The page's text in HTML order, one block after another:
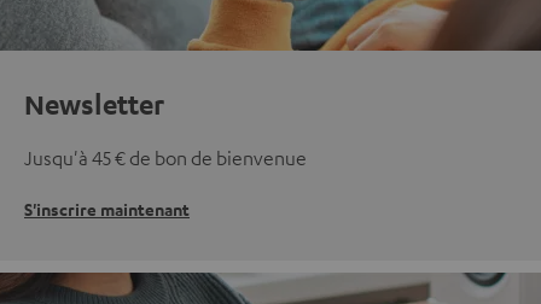
Newsletter
Jusqu'à 45 € de bon de bienvenue
S'inscrire maintenant